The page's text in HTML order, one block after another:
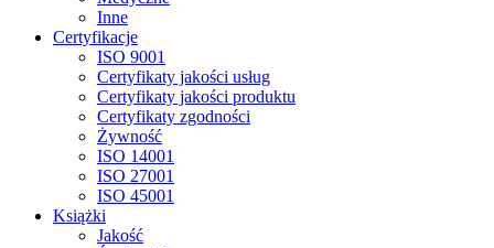
Inne
Certyfikacje
ISO 9001
Certyfikaty jakości usług
Certyfikaty jakości produktu
Certyfikaty zgodności
Żywność
ISO 14001
ISO 27001
ISO 45001
Książki
Jakość